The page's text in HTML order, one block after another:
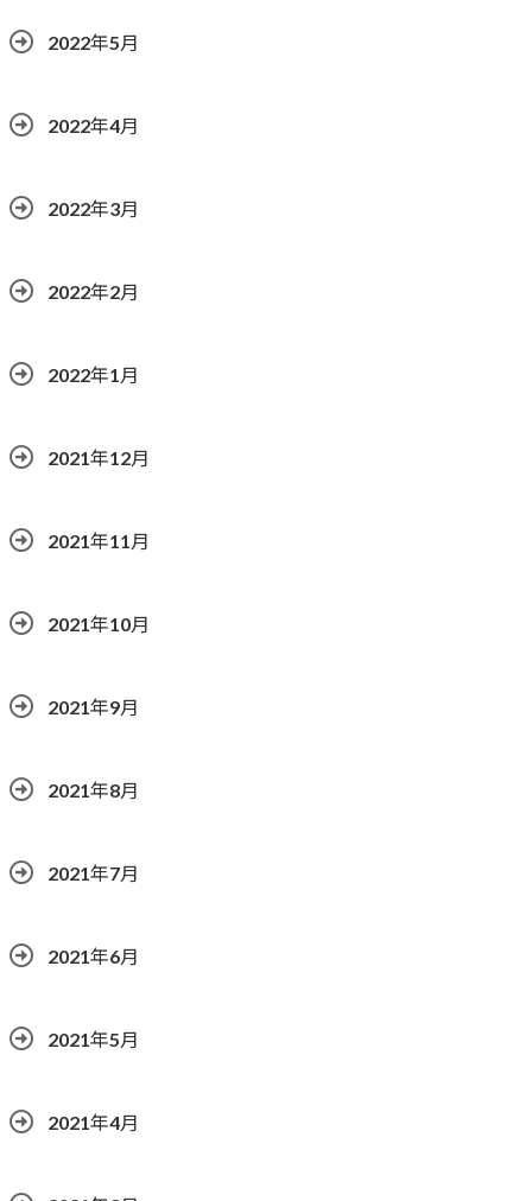
2022年5月
2022年4月
2022年3月
2022年2月
2022年1月
2021年12月
2021年11月
2021年10月
2021年9月
2021年8月
2021年7月
2021年6月
2021年5月
2021年4月